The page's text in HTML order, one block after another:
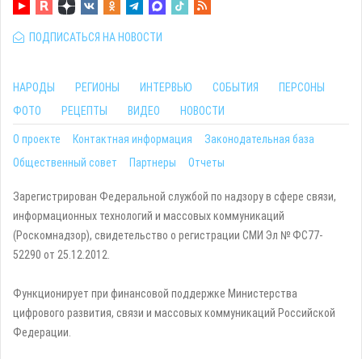
ПОДПИСАТЬСЯ НА НОВОСТИ
НАРОДЫ РЕГИОНЫ ИНТЕРВЬЮ СОБЫТИЯ
ПЕРСОНЫ
ФОТО
РЕЦЕПТЫ ВИДЕО НОВОСТИ
О проекте Контактная информация
Законодательная база
Общественный совет
Партнеры Отчеты
Зарегистрирован Федеральной службой по надзору в сфере связи,
информационных технологий и массовых коммуникаций
(Роскомнадзор), свидетельство о регистрации СМИ Эл № ФС77-
52290 от 25.12.2012.
Функционирует при финансовой поддержке Министерства
цифрового развития, связи и массовых коммуникаций Российской
Федерации.